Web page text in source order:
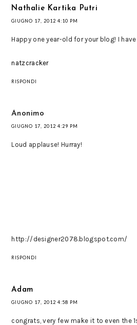
Nathalie Kartika Putri
GIUGNO 17, 2012 4:10 PM
Happy one year-old for your blog! I
natzcracker
RISPONDI
Anonimo
GIUGNO 17, 2012 4:29 PM
Loud applause! Hurray!
http://designer2078.blogspot.com/
RISPONDI
Adam
GIUGNO 17, 2012 4:58 PM
congrats, very few make it to even the